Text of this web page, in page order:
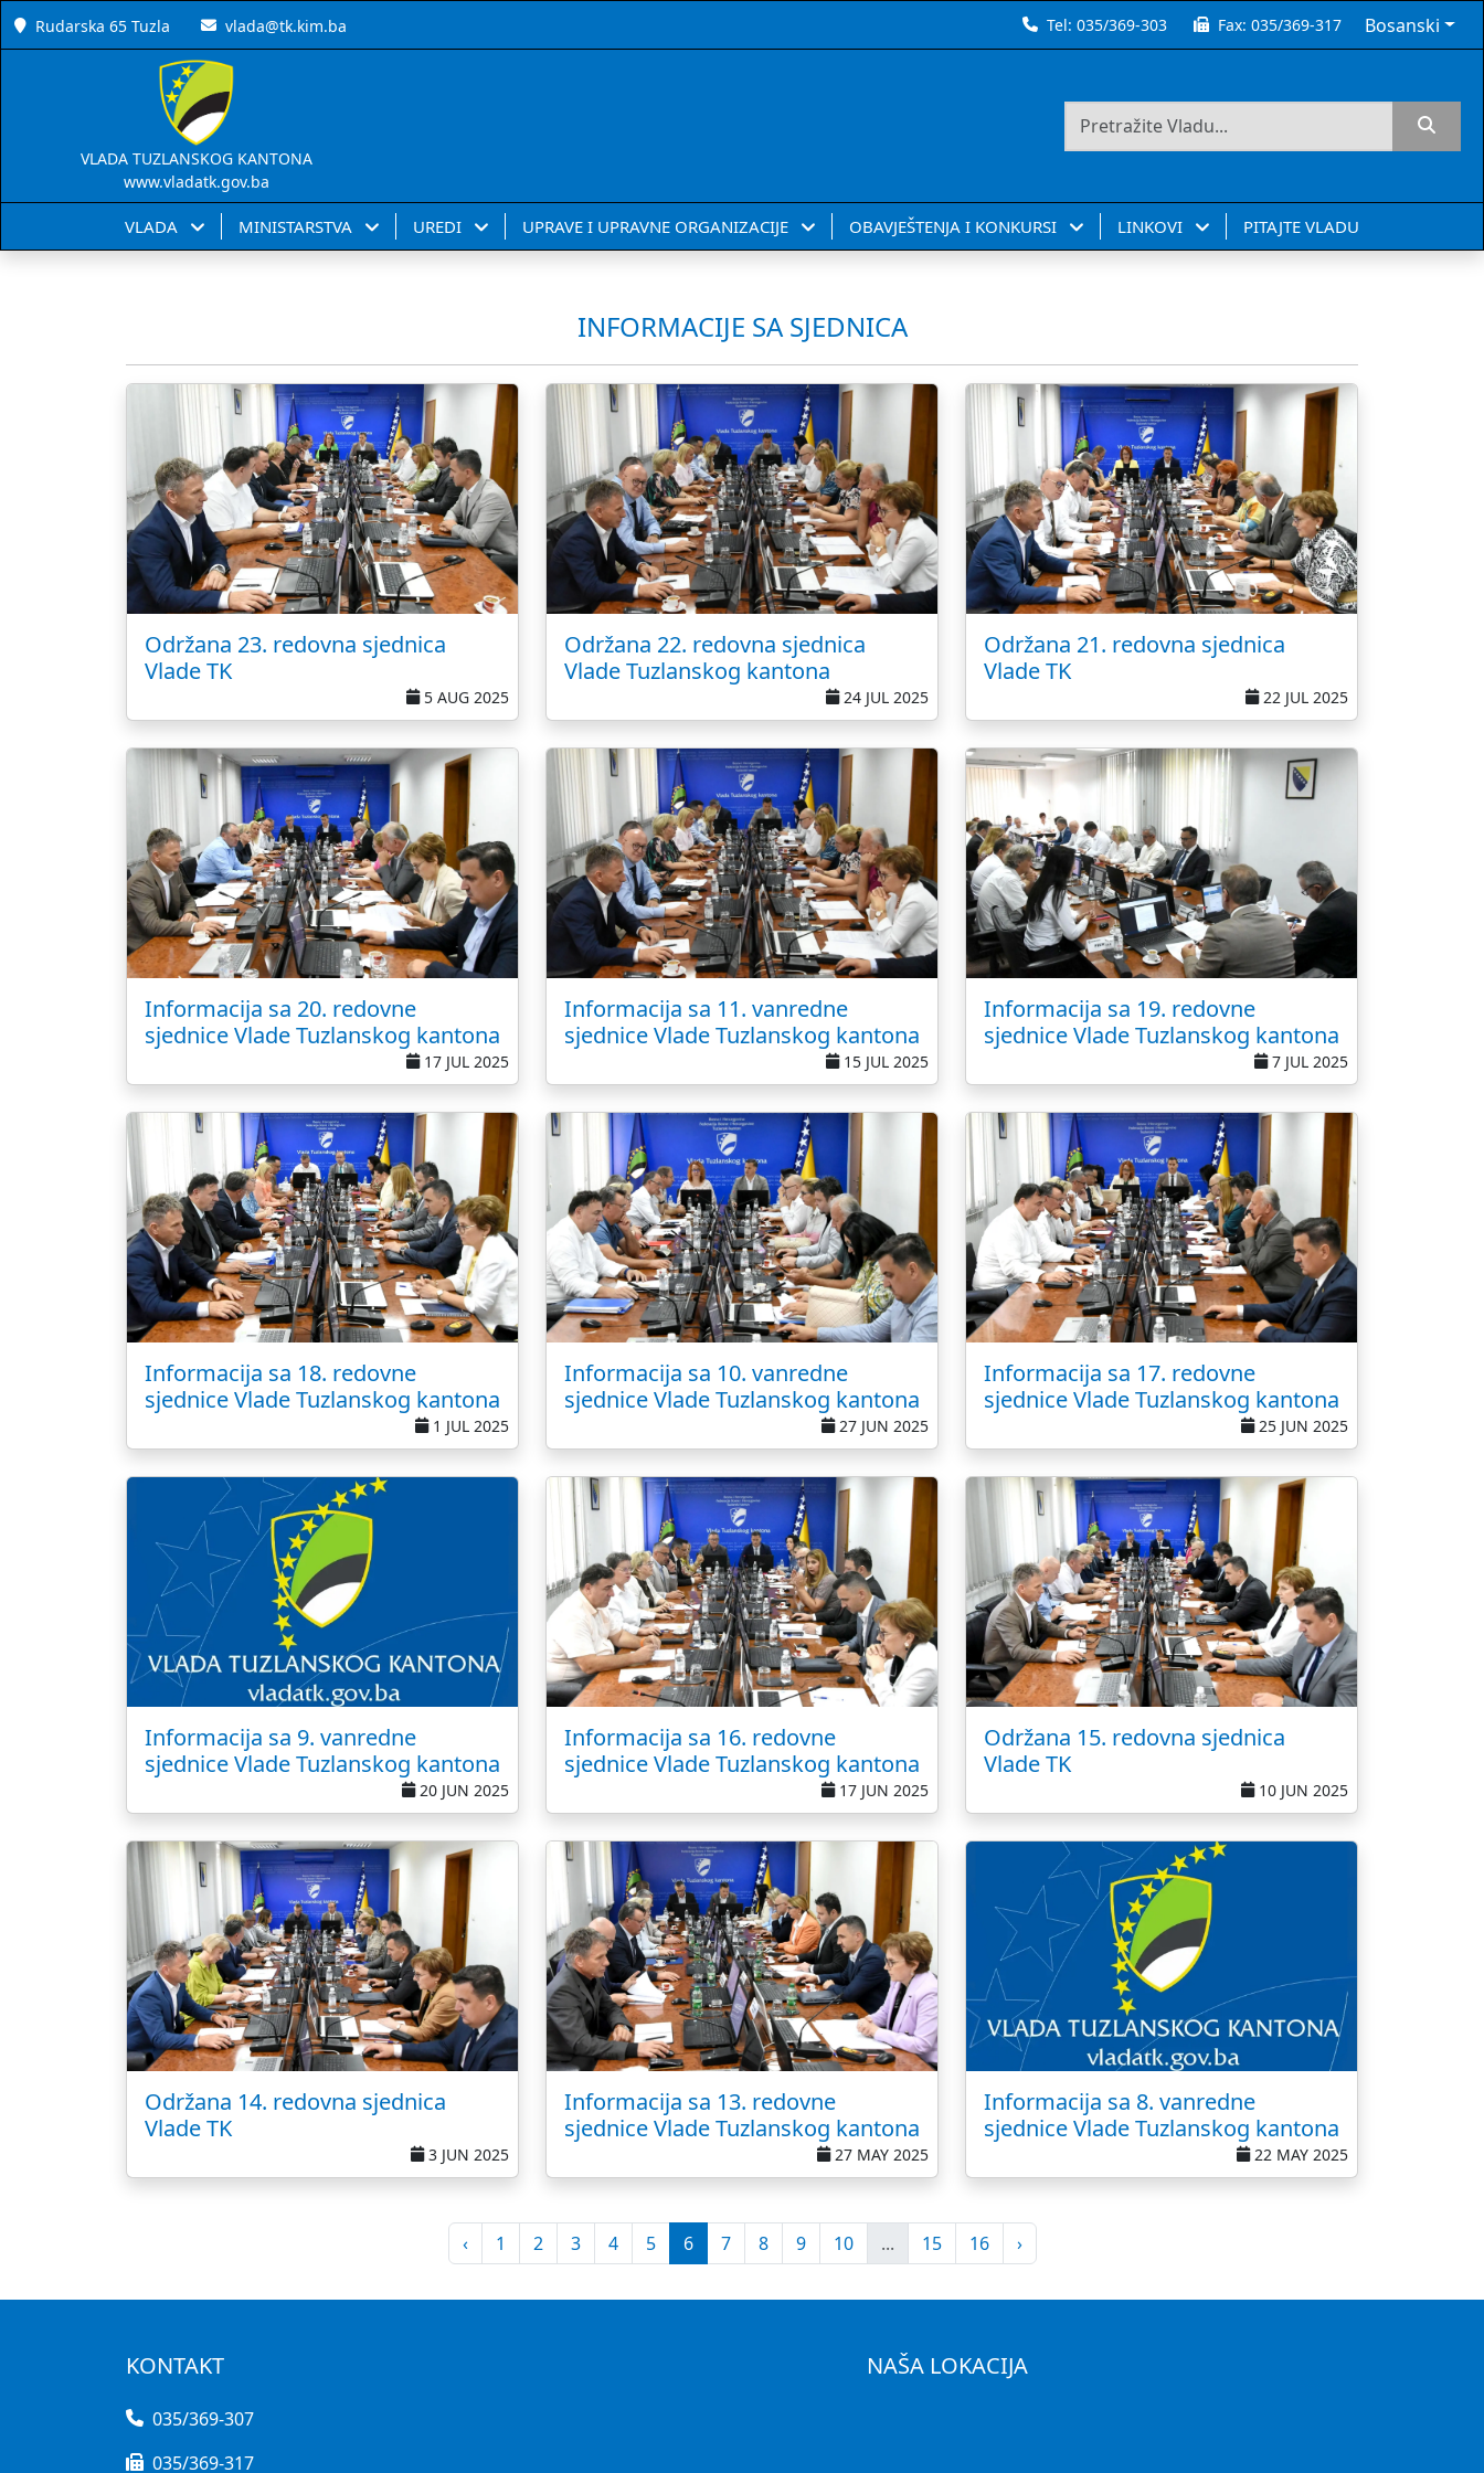
Rudarska 65 Tuzla vlada@tk.kim.ba Tel:035/369-303 Fax:035/369-317 Bosanski
VLADA TUZLANSKOG KANTONA
www.vladatk.gov.ba
VLADA MINISTARSTVA UREDI UPRAVE I UPRAVNE ORGANIZACIJE OBAVJEŠTENJA I KONKURSI LINKOVI PITAJTE VLADU
INFORMACIJE SA SJEDNICA
Održana 23. redovna sjednica
Vlade TK
5 AUG 2025
Održana 22. redovna sjednica
Vlade Tuzlanskog kantona
24 JUL 2025
Održana 21. redovna sjednica
Vlade TK
22 JUL 2025
Informacija sa 20. redovne
sjednice Vlade Tuzlanskog kantona
17 JUL 2025
Informacija sa 11. vanredne
sjednice Vlade Tuzlanskog kantona
15 JUL 2025
Informacija sa 19. redovne
sjednice Vlade Tuzlanskog kantona
7 JUL 2025
Informacija sa 18. redovne
sjednice Vlade Tuzlanskog kantona
1 JUL 2025
Informacija sa 10. vanredne
sjednice Vlade Tuzlanskog kantona
27 JUN 2025
Informacija sa 17. redovne
sjednice Vlade Tuzlanskog kantona
25 JUN 2025
Informacija sa 9. vanredne
sjednice Vlade Tuzlanskog kantona
20 JUN 2025
Informacija sa 16. redovne
sjednice Vlade Tuzlanskog kantona
17 JUN 2025
Održana 15. redovna sjednica
Vlade TK
10 JUN 2025
Održana 14. redovna sjednica
Vlade TK
3 JUN 2025
Informacija sa 13. redovne
sjednice Vlade Tuzlanskog kantona
27 MAY 2025
Informacija sa 8. vanredne
sjednice Vlade Tuzlanskog kantona
22 MAY 2025
‹ 1 2 3 4 5 6 7 8 9 10 ... 15 16 ›
KONTAKT
035/369-307
035/369-317
NAŠA LOKACIJA